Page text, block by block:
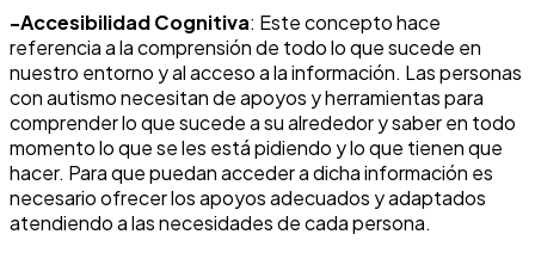
-Accesibilidad Cognitiva: Este concepto hace
referencia a la comprensión de todo lo que sucede en
nuestro entorno y al acceso a la información. Las personas
con autismo necesitan de apoyos y herramientas para
comprender lo que sucede a su alrededor y saber en todo
momento lo que se les está pidiendo y lo que tienen que
hacer. Para que puedan acceder a dicha información es
necesario ofrecer los apoyos adecuados y adaptados
atendiendo a las necesidades de cada persona.